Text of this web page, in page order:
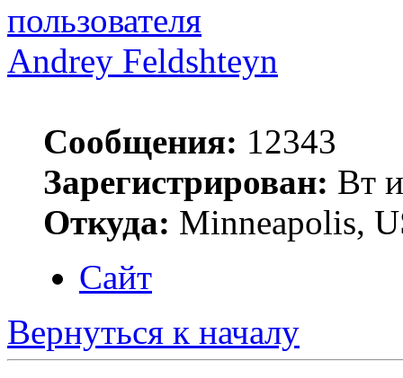
Andrey Feldshteyn
Сообщения: 12343
Зарегистрирован: Вт
Откуда: Minneapolis,
Сайт
Вернуться к началу